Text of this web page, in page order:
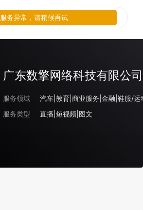
广东数擎网络科技有限公司
服务领域
汽车|教育|商业服务|金融|鞋服/运
服务类型
直播|短视频|图文
服务异常，请稍候再试